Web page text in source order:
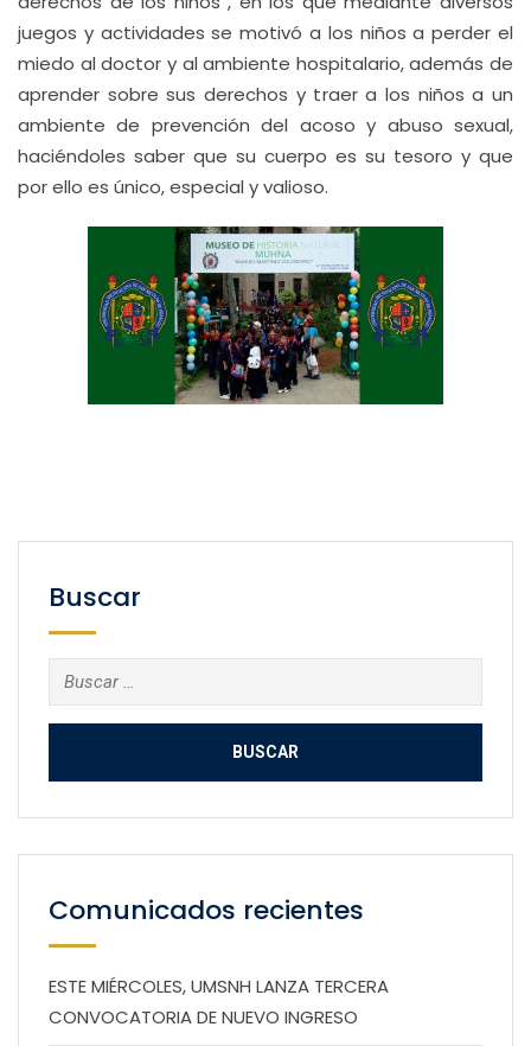
juegos y actividades se motivó a los niños a perder el
miedo al doctor y al ambiente hospitalario, además de
aprender sobre sus derechos y traer a los niños a un
ambiente de prevención del acoso y abuso sexual,
haciéndoles saber que su cuerpo es su tesoro y que
por ello es único, especial y valioso.
Buscar
Buscar:
Comunicados recientes
ESTE MIÉRCOLES, UMSNH LANZA TERCERA
CONVOCATORIA DE NUEVO INGRESO